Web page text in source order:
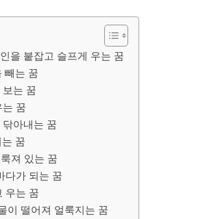
을 붙잡고 슬프게 우는 꿈
빼는 꿈
는 꿈
꿈
아내는 꿈
꿈
져 있는 꿈
다가 되는 꿈
우는 꿈
이 떨어져 얼룩지는 꿈